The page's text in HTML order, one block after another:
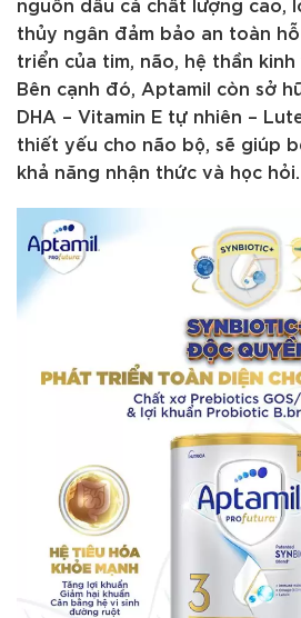
thủy ngân đảm bảo an toàn
triển của tim, não, hệ thần
Bên cạnh đó, Aptamil còn sở
DHA – Vitamin E tự nhiên –
thiết yếu cho não bộ, sẽ giúp
khả năng nhận thức và học hỏi.